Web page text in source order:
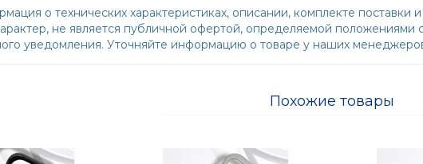
о технических характеристиках, описании, комплекте
не является публичной офертой, определяемой
уведомления. Уточняйте информацию о товаре у наших
Похожие товары